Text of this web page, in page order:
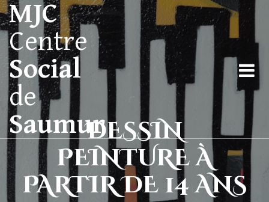
MJC
Centre
Social
de
SaumurDESSIN
PEINTURE À
PARTIR DE 14 ANS